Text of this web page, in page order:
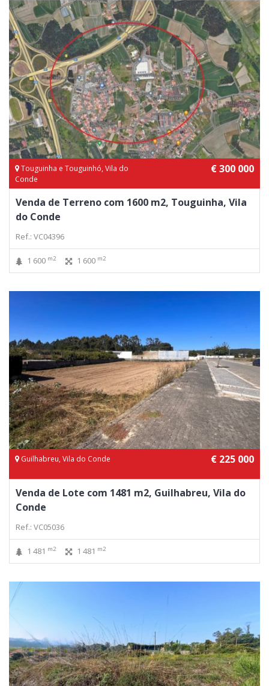
Touguinha e Touguinhó, Vila do
Conde
€ 300 000
Venda de Terreno com 1600 m2, Touguinha, Vila
do Conde
Ref.: VC04396
1 600 m2 1 600 m2
Guilhabreu, Vila do Conde € 225 000
Venda de Lote com 1481 m2, Guilhabreu, Vila do
Conde
Ref.: VC05036
1 481 m2 1 481 m2